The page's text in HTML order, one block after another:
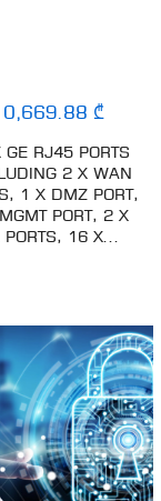
₾
GE RJ45 PORTS
2 X WAN
1 X DMZ PORT,
PORT, 2 X
PORTS, 16 X...